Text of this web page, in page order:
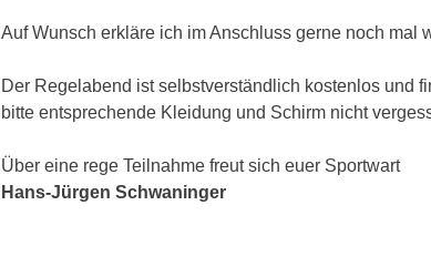
Auf Wunsch erkläre ich im Anschluss gerne noch mal
Der Regelabend ist selbstverständlich kostenlos und
bitte entsprechende Kleidung und Schirm nicht
Über eine rege Teilnahme freut sich euer Sportwart
Hans-Jürgen Schwaninger